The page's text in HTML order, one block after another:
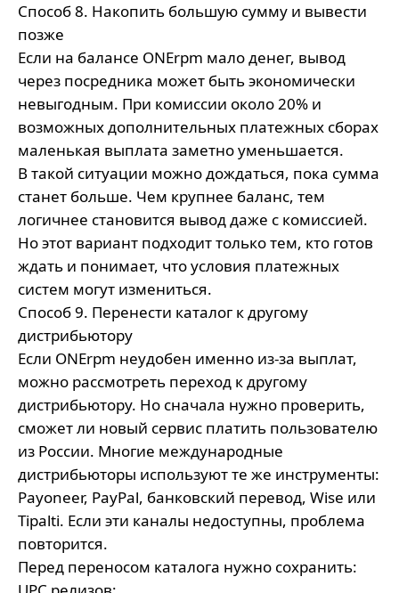
Способ 8. Накопить большую сумму и вывести
позже
Если на балансе ONErpm мало денег, вывод
через посредника может быть экономически
невыгодным. При комиссии около 20% и
возможных дополнительных платежных сборах
маленькая выплата заметно уменьшается.
В такой ситуации можно дождаться, пока сумма
станет больше. Чем крупнее баланс, тем
логичнее становится вывод даже с комиссией.
Но этот вариант подходит только тем, кто готов
ждать и понимает, что условия платежных
систем могут измениться.
Способ 9. Перенести каталог к другому
дистрибьютору
Если ONErpm неудобен именно из-за выплат,
можно рассмотреть переход к другому
дистрибьютору. Но сначала нужно проверить,
сможет ли новый сервис платить пользователю
из России. Многие международные
дистрибьюторы используют те же инструменты:
Payoneer, PayPal, банковский перевод, Wise или
Tipalti. Если эти каналы недоступны, проблема
повторится.
Перед переносом каталога нужно сохранить: